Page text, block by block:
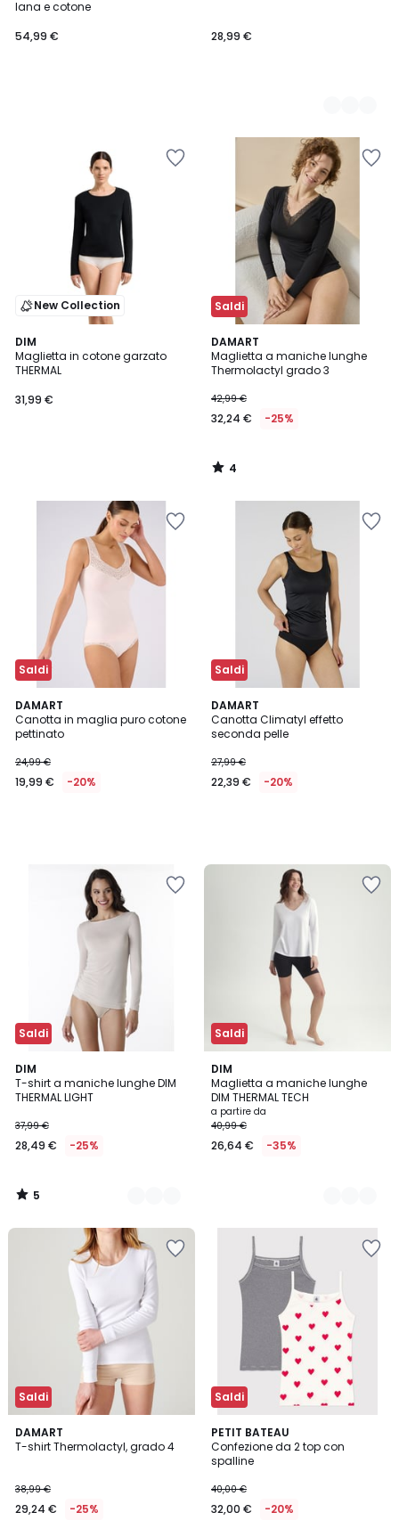
lana e cotone
54,99 €
28,99 €
New Collection
DIM
Maglietta in cotone garzato
THERMAL
31,99 €
Saldi
DAMART
Maglietta a maniche lunghe
Thermolactyl grado 3
42,99 €
32,24 € -25%
4
/
5
4
/
Saldi
DAMART
Canotta in maglia puro cotone
pettinato
24,99 €
19,99 € -20%
Saldi
DAMART
Canotta Climatyl effetto
seconda pelle
27,99 €
22,39 € -20%
Saldi
DIM
T-shirt a maniche lunghe DIM
THERMAL LIGHT
37,99 €
28,49 € -25%
5
/
5
2
Colori
5
/
Saldi
DIM
Maglietta a maniche lunghe
DIM THERMAL TECH
a partire da
40,99 €
26,64 € -35%
2
Colori
Saldi
DAMART
T-shirt Thermolactyl, grado 4
38,99 €
29,24 € -25%
4,9
/ 5
2
Colori
Saldi
PETIT BATEAU
Confezione da 2 top con
spalline
40,00 €
32,00 € -20%